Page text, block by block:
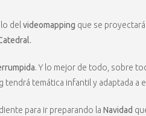
delvideomapping que se
. Y lo mejor de todo, sobre
tendrá temática infantil y adaptada a
para ir preparando la Navidad